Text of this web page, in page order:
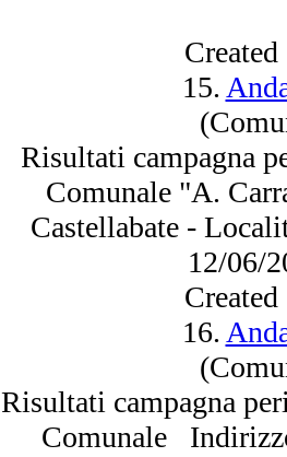
15.
Risultati campagna
Comunale "A.
Castellabate -
12/06/
16.
Risultati campagna
Comunale